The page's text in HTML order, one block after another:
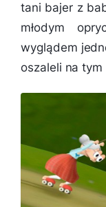
tani bajer z
młodym
wyglądem
oszaleli na tym